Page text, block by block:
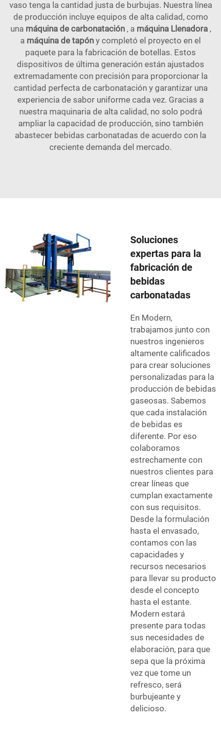
vaso tenga la cantidad justa de burbujas. Nuestra línea
de producción incluye equipos de alta calidad, como
una máquina de carbonatación , a máquina Llenadora ,
a máquina de tapón y completó el proyecto en el
paquete para la fabricación de botellas. Estos
dispositivos de última generación están ajustados
extremadamente con precisión para proporcionar la
cantidad perfecta de carbonatación y garantizar una
experiencia de sabor uniforme cada vez. Gracias a
nuestra maquinaria de alta calidad, no solo podrá
ampliar la capacidad de producción, sino también
abastecer bebidas carbonatadas de acuerdo con la
creciente demanda del mercado.
Soluciones
expertas para la
fabricación de
bebidas
carbonatadas
En Modern,
trabajamos junto con
nuestros ingenieros
altamente calificados
para crear soluciones
personalizadas para la
producción de bebidas
gaseosas. Sabemos
que cada instalación
de bebidas es
diferente. Por eso
colaboramos
estrechamente con
nuestros clientes para
crear líneas que
cumplan exactamente
con sus requisitos.
Desde la formulación
hasta el envasado,
contamos con las
capacidades y
recursos necesarios
para llevar su producto
desde el concepto
hasta el estante.
Modern estará
presente para todas
sus necesidades de
elaboración, para que
sepa que la próxima
vez que tome un
refresco, será
burbujeante y
delicioso.